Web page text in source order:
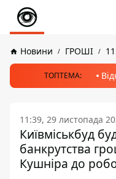
Новини ГРОШІ
ТОПТЕМА:
11:39, 29 листопада
Київміськбуд
банкрутства
Кушніра до